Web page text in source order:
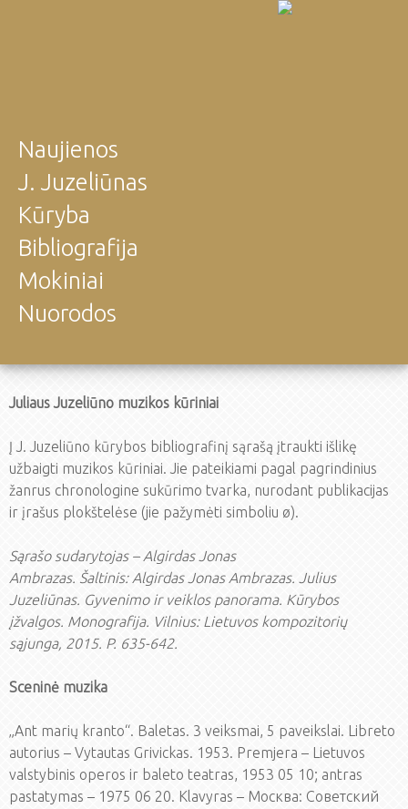
Naujienos
J. Juzeliūnas
Kūryba
Bibliografija
Mokiniai
Nuorodos
Juliaus Juzeliūno muzikos kūriniai
Į J. Juzeliūno kūrybos bibliografinį sąrašą įtraukti išlikę
užbaigti muzikos kūriniai. Jie pateikiami pagal pagrindinius
žanrus chronologine sukūrimo tvarka, nurodant publikacijas
ir įrašus plokštelėse (jie pažymėti simboliu ø).
Sąrašo sudarytojas – Algirdas Jonas
Ambrazas. Šaltinis: Algirdas Jonas Ambrazas. Julius
Juzeliūnas. Gyvenimo ir veiklos panorama. Kūrybos
įžvalgos. Monografija. Vilnius: Lietuvos kompozitorių
sąjunga, 2015. P. 635-642.
Sceninė muzika
„Ant marių kranto“. Baletas. 3 veiksmai, 5 paveikslai. Libreto
autorius – Vytautas Grivickas. 1953. Premjera – Lietuvos
valstybinis operos ir baleto teatras, 1953 05 10; antras
pastatymas – 1975 06 20. Klavyras – Mocква: Советский